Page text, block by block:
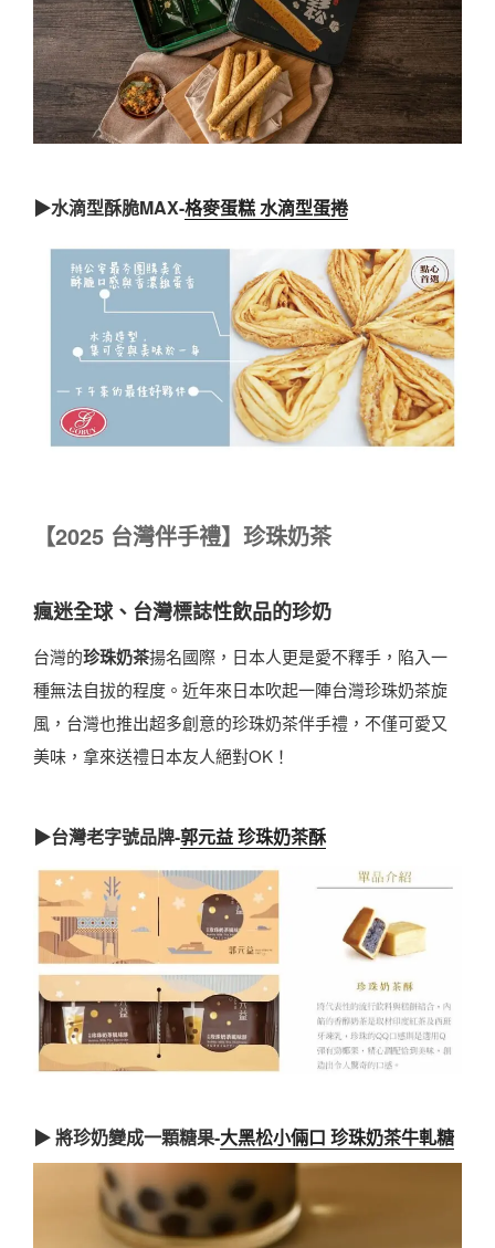
▶水滴型酥脆MAX-格麥蛋糕 水滴型蛋捲
【2025 台灣伴手禮】珍珠奶茶
瘋迷全球、台灣標誌性飲品的珍奶
台灣的珍珠奶茶揚名國際，日本人更是愛不釋手，陷入一
種無法自拔的程度。近年來日本吹起一陣台灣珍珠奶茶旋
風，台灣也推出超多創意的珍珠奶茶伴手禮，不僅可愛又
美味，拿來送禮日本友人絕對OK！
▶台灣老字號品牌-郭元益 珍珠奶茶酥
▶ 將珍奶變成一顆糖果-大黑松小倆口 珍珠奶茶牛軋糖